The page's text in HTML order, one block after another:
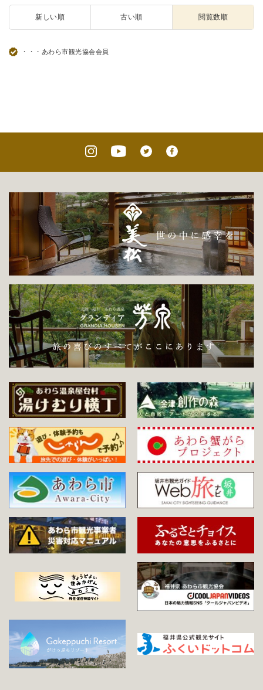
新しい順 古い順 閲覧数順
・・・あわら市観光協会会員